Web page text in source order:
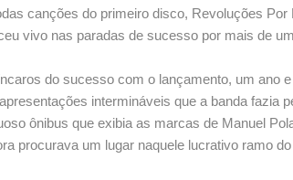
canções do primeiro disco, Revoluções
vivo nas paradas de sucesso por mais de
do sucesso com o lançamento, um ano
intermináveis que a banda fazia
ônibus que exibia as marcas de Manuel
procurava um lugar naquele lucrativo ramo